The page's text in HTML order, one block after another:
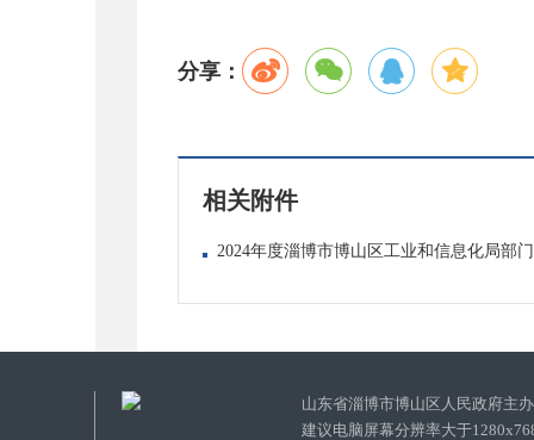
分享：
相关附件
2024年度淄博市博山区工业和信息化局部
山东省淄博市博山区人民政府
建议电脑屏幕分辨率大于